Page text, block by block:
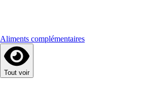
Aliments complémentaires
Tout voir